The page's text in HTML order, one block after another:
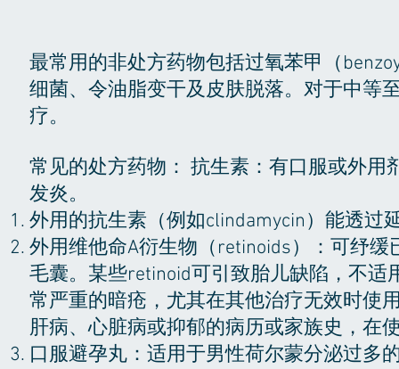
最常用的非处方药物包括过氧苯甲（
细菌、令油脂变干及皮肤脱落。对于中等
疗。
常见的处方药物： 抗生素：有口服或外
发炎。
外用的抗生素（例如clindamycin）能透过​​
外用维他命A衍生物（retinoids）：可纾
毛囊。某些retinoid可引致胎儿缺陷，不
常严重的暗疮，尤其在其他治疗无效时使
肝病、心脏病或抑郁的病历或家族史，在
口服避孕丸：适用于男性荷尔蒙分泌过多